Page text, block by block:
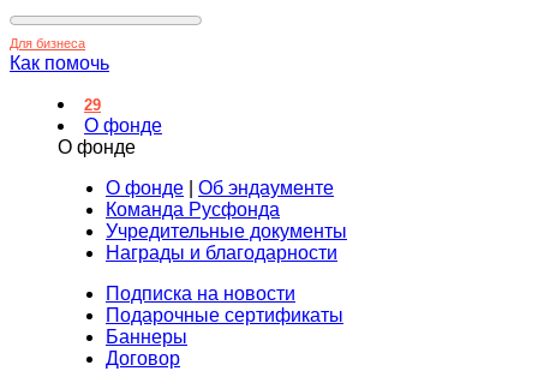
Для бизнеса
Как помочь
29
О фонде
О фонде
О фонде
Об эндаументе
Команда Русфонда
Учредительные документы
Награды и благодарности
Подписка на новости
Подарочные сертификаты
Баннеры
Договор